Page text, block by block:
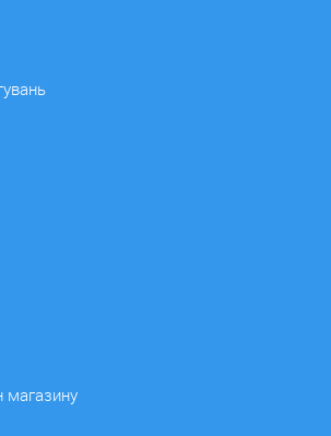
магазину